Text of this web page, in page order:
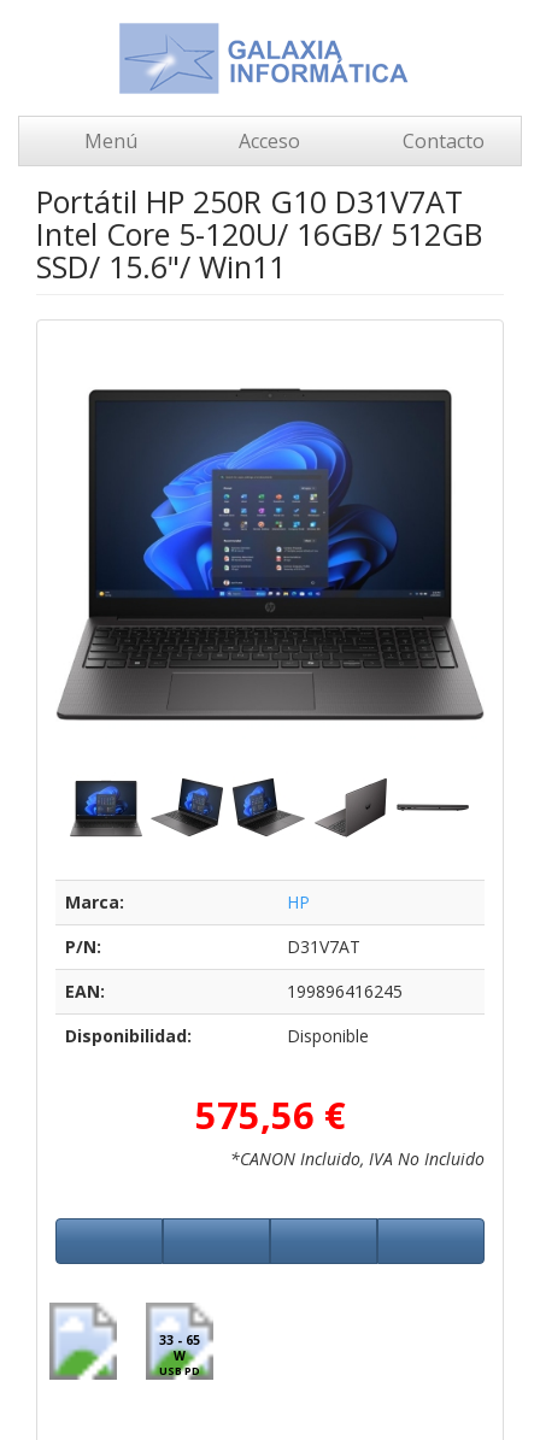
Menú Acceso Contacto
Portátil HP 250R G10 D31V7AT
Intel Core 5-120U/ 16GB/ 512GB
SSD/ 15.6"/ Win11
Marca:
HP
P/N:
D31V7AT
EAN:
199896416245
Disponibilidad:
Disponible
575,56 €
*CANON Incluido, IVA No Incluido
33 - 65
W
USB PD